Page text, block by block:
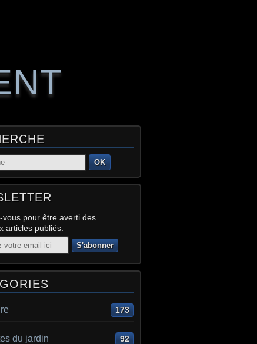
OK
vous pour être averti des
articles publiés.
173
du jardin 92